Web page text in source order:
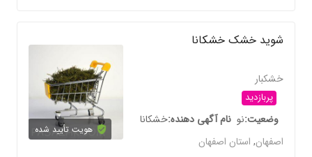
شوید خشک خشکانا
خشکبار
پربازدید
وضعیتنو نام آگهی دهندهخشکانا
اصفهان,استان اصفهان
هویت تأیید شده